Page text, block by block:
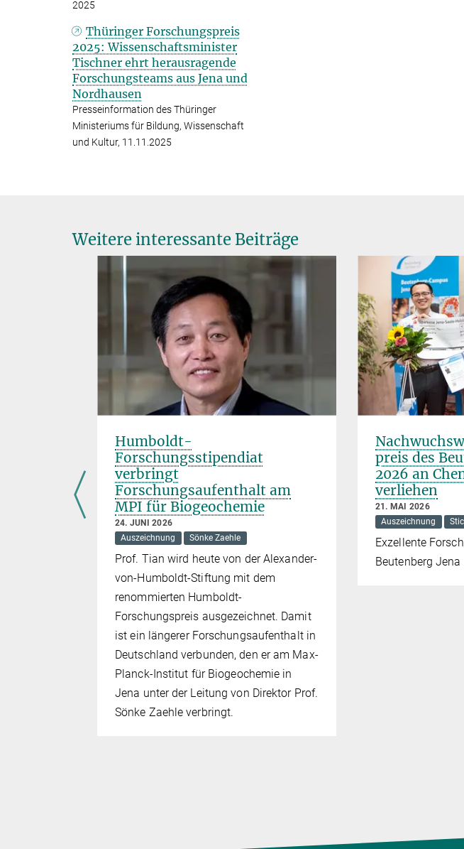
2025
Thüringer Forschungspreis
2025: Wissenschaftsminister
Tischner ehrt herausragende
Forschungsteams aus Jena und
Nordhausen
Presseinformation des Thüringer
Ministeriums für Bildung, Wissenschaft
und Kultur, 11.11.2025
Weitere interessante Beiträge
Humboldt-
Forschungsstipendiat
verbringt
Forschungsaufenthalt am
MPI für Biogeochemie
24. JUNI 2026
Auszeichnung
Sönke Zaehle
Prof. Tian wird heute von der Alexander-
von-Humboldt-Stiftung mit dem
renommierten Humboldt-
Forschungspreis ausgezeichnet. Damit
ist ein längerer Forschungsaufenthalt in
Deutschland verbunden, den er am Max-
Planck-Institut für Biogeochemie in
Jena unter der Leitung von Direktor Prof.
Sönke Zaehle verbringt.
preis des
2026 an
verliehen
21. MAI 2026
Auszeichnung
Exzellente
Beutenberg